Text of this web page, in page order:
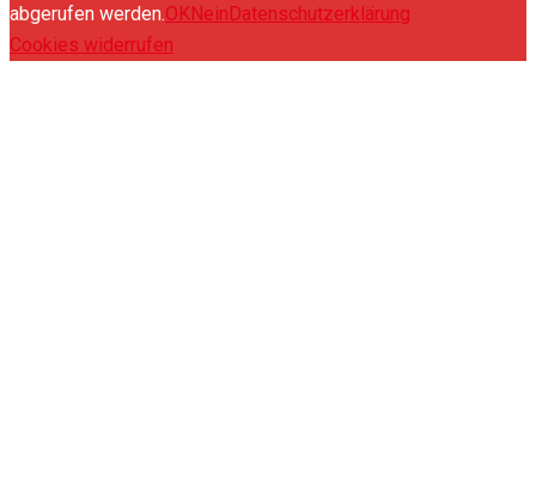
abgerufen werden.OKNeinDatenschutzerklärung
Cookies widerrufen